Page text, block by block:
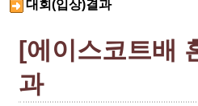
대회(입상)결과
[에이스코트배
과